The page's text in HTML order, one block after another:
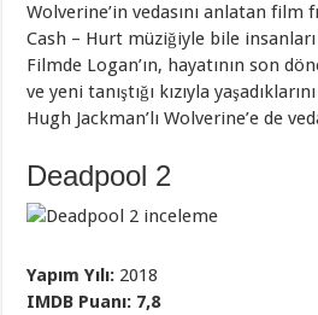
Wolverine’in vedasını anlatan film
Cash – Hurt müziğiyle bile
Filmde Logan’ın, hayatının son
ve yeni tanıştığı kızıyla
Hugh Jackman’lı Wolverine’e de
Deadpool 2
Yapım Yılı: 2018
IMDB Puanı: 7,8